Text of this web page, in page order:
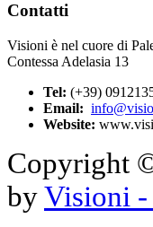
Contatti
Visioni è nel cuore di
Contessa Adelasia 13
Tel: (+39)
Email:
Website:
Copyright
byVisioni -